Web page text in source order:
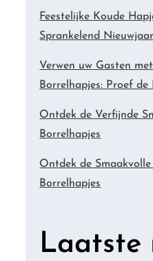
Feestelijke Koude
Sprankelend Nieuwjaar
Verwen uw Gasten
Borrelhapjes: Proef
Ontdek de Verfijnde
Borrelhapjes
Ontdek de
Borrelhapjes
Laatste